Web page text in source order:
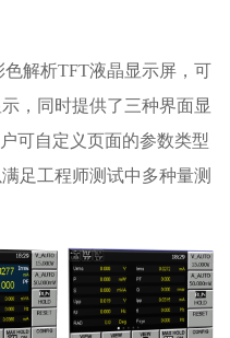
色解析TFT液晶显示屏，可
，同时提供了三种界面显
可自定义页面的参数类型
足工程师测试中多种量测